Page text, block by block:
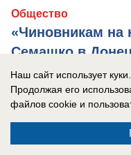
Общество
«Чиновникам на
Семашко в
месяца
Кировский район
воды
Наш сайт использует куки.
Продолжая его
файлов cookie и